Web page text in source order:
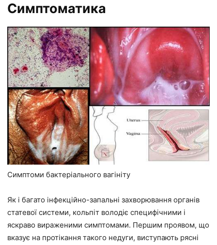
Симптоматика
Симптоми бактеріального вагініту
Як і багато інфекційно-запальні захворювання органів
статевої системи, кольпіт володіє специфічними і
яскраво вираженими симптомами. Першим проявом, що
вказує на протікання такого недуги, виступають рясні